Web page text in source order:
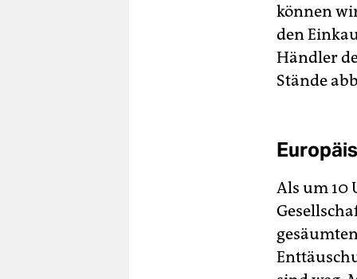
können
den
Händler
Stände
Als um 10